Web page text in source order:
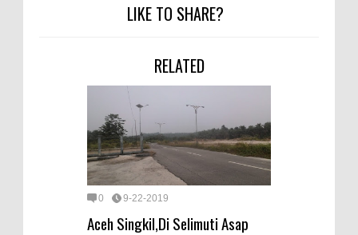
LIKE TO SHARE?
RELATED
0 9-22-2019
Aceh Singkil,Di Selimuti Asap